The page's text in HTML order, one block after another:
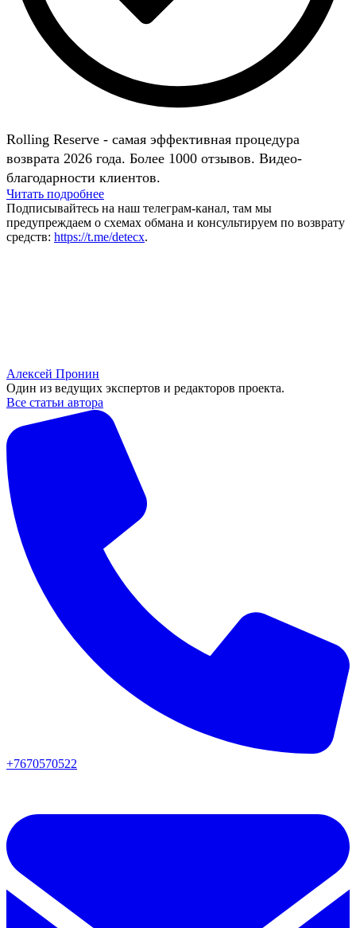
Rolling Reserve - самая эффективная процедура
возврата 2026 года. Более 1000 отзывов. Видео-
благодарности клиентов.
Читать подробнее
Подписывайтесь на наш телеграм-канал, там мы
предупреждаем о схемах обмана и консультируем по возврату
средств: https://t.me/detecx.
Алексей Пронин
Один из ведущих экспертов и редакторов проекта.
Все статьи автора
+7670570522